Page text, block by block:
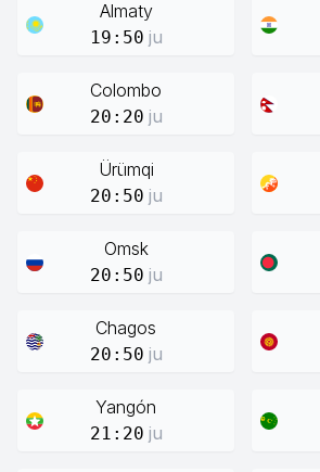
Almaty
19:50 ju
Colombo
20:20 ju
Ürümqi
20:50 ju
Omsk
20:50 ju
Chagos
20:50 ju
Yangón
21:20 ju